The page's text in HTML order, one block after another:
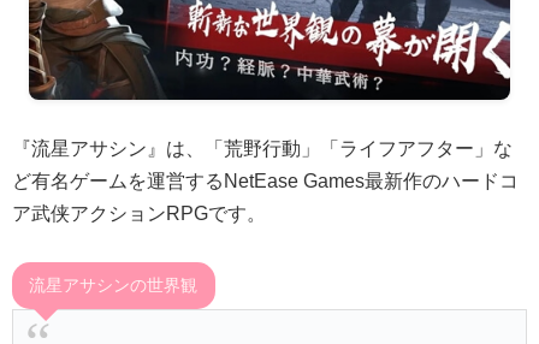
『流星アサシン』は、「荒野行動」「ライフアフター」な
ど有名ゲームを運営するNetEase Games最新作のハードコ
ア武侠アクションRPGです。
流星アサシンの世界観